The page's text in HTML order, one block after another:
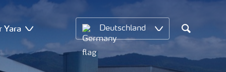
Yara Deutschland
Search